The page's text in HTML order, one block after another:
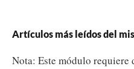
Artículos más leídos del
Nota: Este módulo requiere